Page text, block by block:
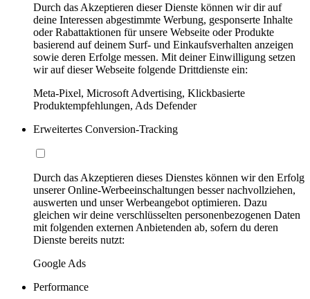
Durch das Akzeptieren dieser Dienste können wir dir auf
deine Interessen abgestimmte Werbung, gesponserte Inhalte
oder Rabattaktionen für unsere Webseite oder Produkte
basierend auf deinem Surf- und Einkaufsverhalten anzeigen
sowie deren Erfolge messen. Mit deiner Einwilligung setzen
wir auf dieser Webseite folgende Drittdienste ein:
Meta-Pixel, Microsoft Advertising, Klickbasierte
Produktempfehlungen, Ads Defender
Erweitertes Conversion-Tracking
Durch das Akzeptieren dieses Dienstes können wir den Erfolg
unserer Online-Werbeeinschaltungen besser nachvollziehen,
auswerten und unser Werbeangebot optimieren. Dazu
gleichen wir deine verschlüsselten personenbezogenen Daten
mit folgenden externen Anbietenden ab, sofern du deren
Dienste bereits nutzt:
Google Ads
Performance